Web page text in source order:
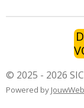
© 2025 - 2026
Powered by JouwWeb